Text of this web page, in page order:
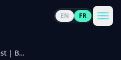
EN FR
Crypto Weekly Digest | Bitcoin Falls to $73.9K; US ETFs Bleed $1.42B in 10-Day Streak; HYPE Flips Dogecoin to Rank #10 - Moomoo